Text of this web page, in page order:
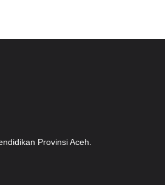
Provinsi Aceh.